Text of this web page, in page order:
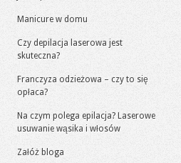
Manicure w domu
Czy depilacja laserowa jest
skuteczna?
Franczyza odzieżowa – czy to się
opłaca?
Na czym polega epilacja? Laserowe
usuwanie wąsika i włosów
Załóż bloga